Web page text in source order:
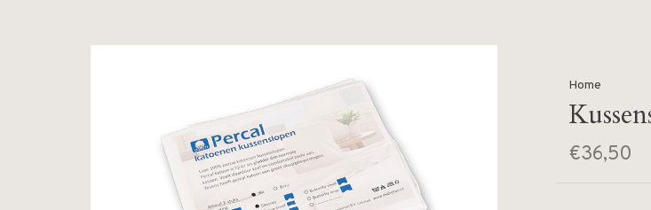
Home
€36,50